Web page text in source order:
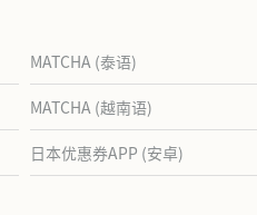
MATCHA (泰语)
MATCHA (越南语)
日本优惠券APP (安卓)